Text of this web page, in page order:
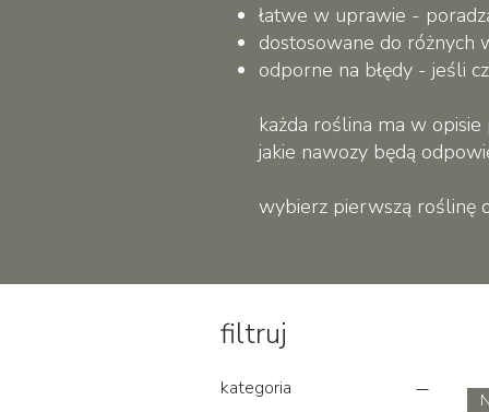
łatwe w uprawie -
dostosowane do różnych
odporne na błędy - jeśli
każda roślina ma w
jakie nawozy będą
wybierz pierwszą roślinę
filtruj
kategoria